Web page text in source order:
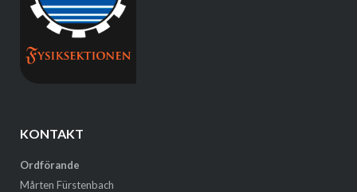
KONTAKT
Ordförande
Mårten Fürstenbach